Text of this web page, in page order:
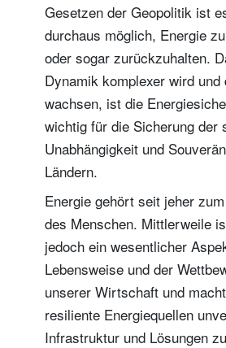
Gesetzen der Geopolitik ist
durchaus möglich, Energie
oder sogar zurückzuhalten.
Dynamik komplexer wird
wachsen, ist die
wichtig für die Sicherung der
Unabhängigkeit und
Ländern.
Energie gehört seit jeher
des Menschen. Mittlerweile
jedoch ein wesentlicher
Lebensweise und der
unserer Wirtschaft und
resiliente Energiequellen
Infrastruktur und Lösungen